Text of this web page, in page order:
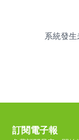
系統發生
訂閱電子報